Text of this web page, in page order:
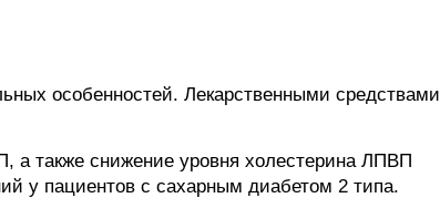
особенностей. Лекарственными средствами
а также снижение уровня холестерина ЛПВП
у пациентов с сахарным диабетом 2 типа.